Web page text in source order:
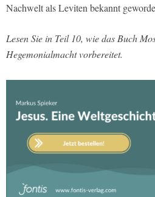
Nachwelt als Leviten bekannt
Lesen Sie in Teil 10, wie das Buch
Hegemonialmacht vorbereitet.